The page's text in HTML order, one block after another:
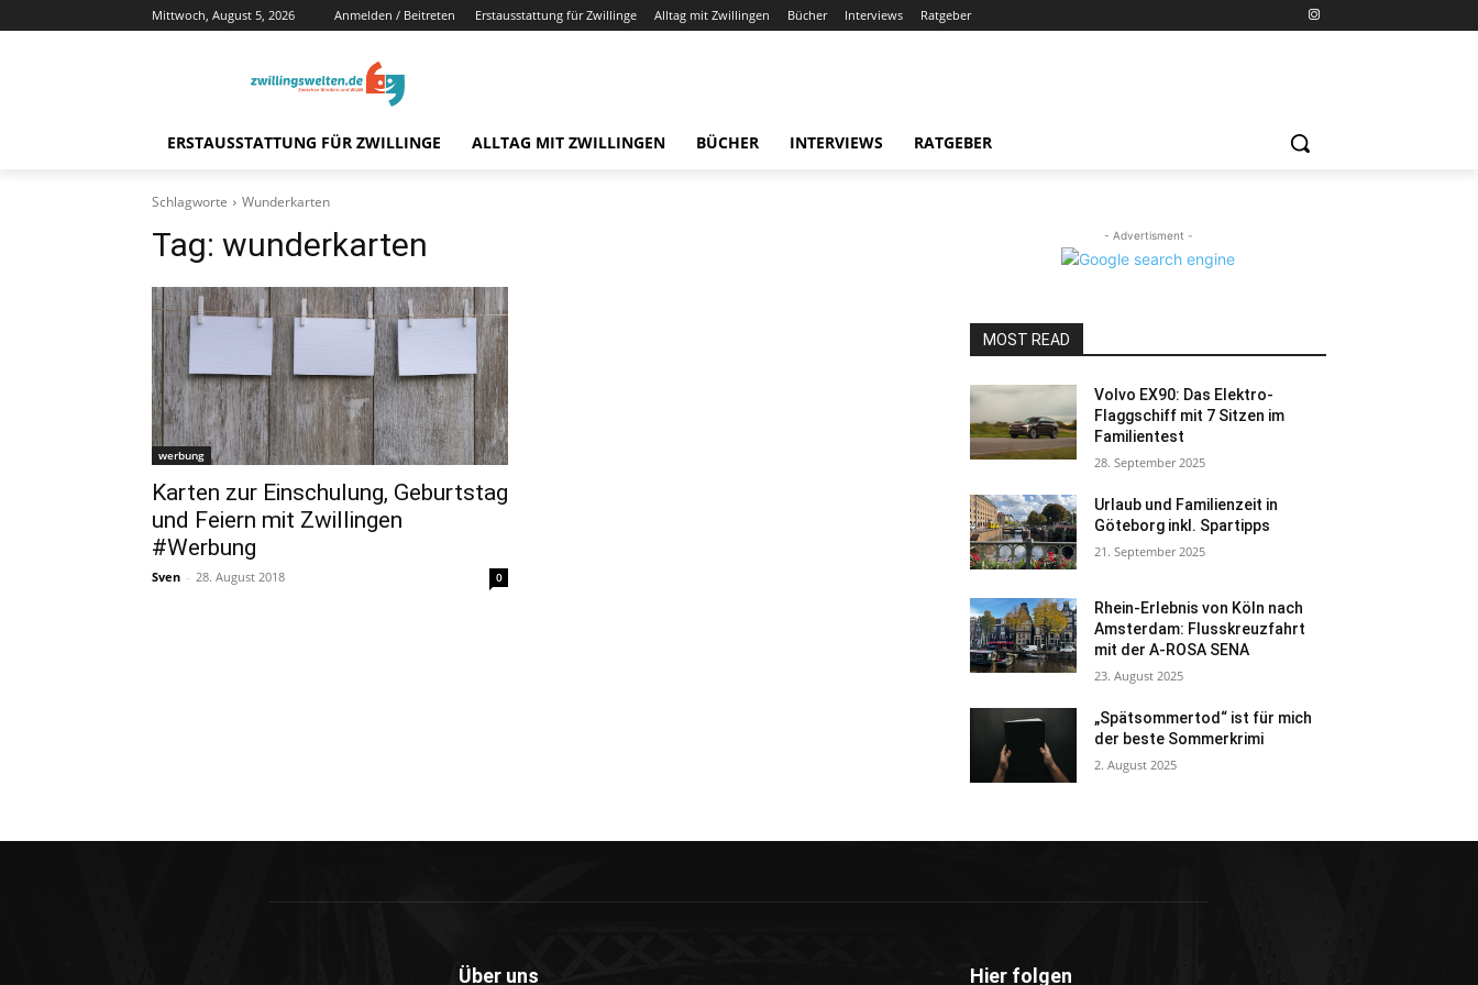
Mittwoch, August 5, 2026 Anmelden / Beitreten Erstausstattung für Zwillinge Alltag mit Zwillingen Bücher Interviews Ratgeber
ERSTAUSSTATTUNG FÜR ZWILLINGE ALLTAG MIT ZWILLINGEN BÜCHER INTERVIEWS RATGEBER
Schlagworte Wunderkarten
Tag: wunderkarten
werbung
Karten zur Einschulung, Geburtstag
und Feiern mit Zwillingen
#Werbung
Sven - 28. August 2018 0
- Advertisment -
MOST READ
Volvo EX90: Das Elektro-
Flaggschiff mit 7 Sitzen im
Familientest
28. September 2025
Urlaub und Familienzeit in
Göteborg inkl. Spartipps
21. September 2025
Rhein-Erlebnis von Köln nach
Amsterdam: Flusskreuzfahrt
mit der A-ROSA SENA
23. August 2025
„Spätsommertod“ ist für mich
der beste Sommerkrimi
2. August 2025
Über uns Hier folgen